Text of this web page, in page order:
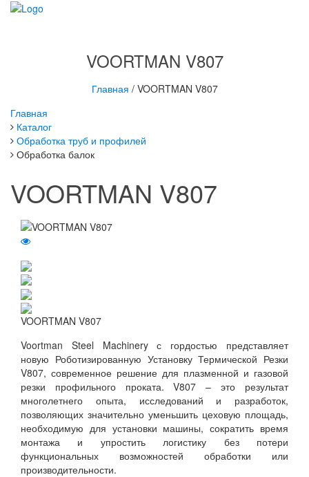
VOORTMAN V807
Главная / VOORTMAN V807
Главная
Каталог
Обработка труб и профилей
Обработка балок
VOORTMAN V807
VOORTMAN V807
Voortman Steel Machinery с гордостью представляет
новую Роботизированную Установку Термической Резки
V807, современное решение для плазменной и газовой
резки профильного проката. V807 – это результат
многолетнего опыта, исследований и разработок,
позволяющих значительно уменьшить цеховую площадь,
необходимую для установки машины, сократить время
монтажа и упростить логистику без потери
функциональных возможностей обработки или
производительности.